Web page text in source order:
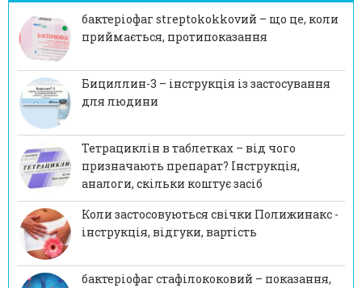
бактеріофаг streptokokkovий – що це, коли
приймається, протипоказання
Бициллин-3 – інструкція із застосування
для людини
Тетрациклін в таблетках – від чого
призначають препарат? Інструкція,
аналоги, скільки коштує засіб
Коли застосовуються свічки Полижинакс -
інструкція, відгуки, вартість
бактеріофаг стафілококовий – показання,